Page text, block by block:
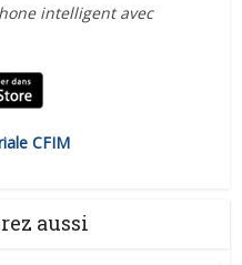
intelligent avec
CFIM
aussi